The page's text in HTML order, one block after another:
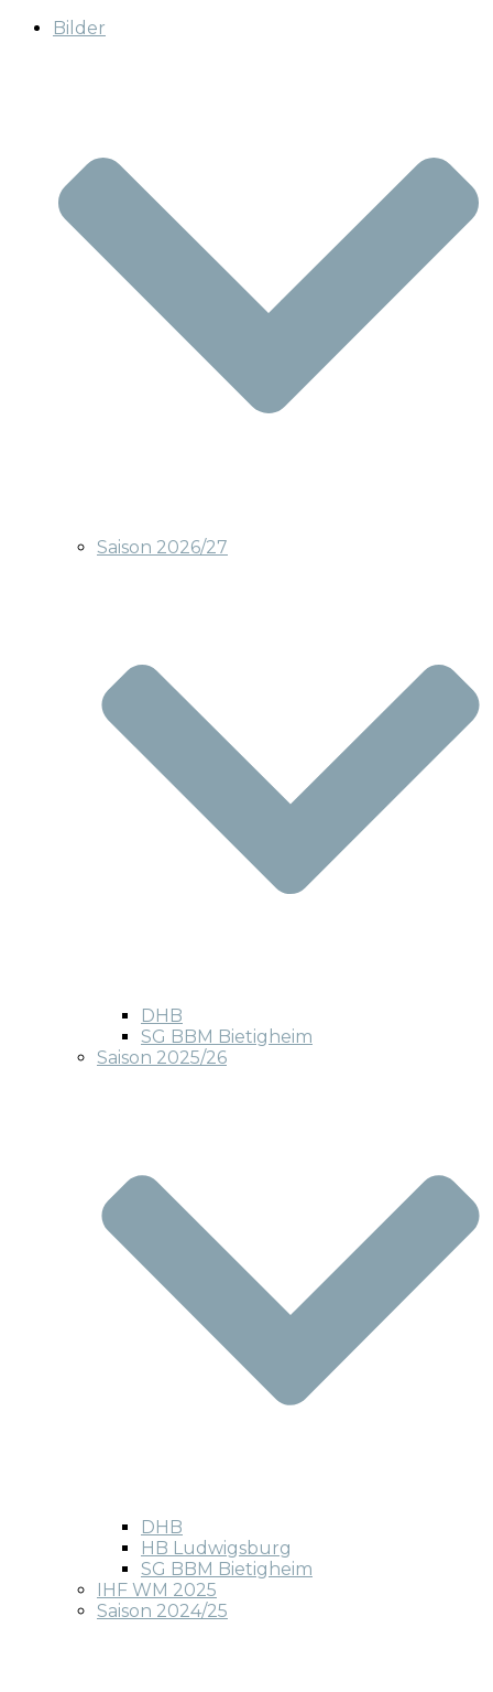
Bilder
Saison 2026/27
DHB
SG BBM Bietigheim
Saison 2025/26
DHB
HB Ludwigsburg
SG BBM Bietigheim
IHF WM 2025
Saison 2024/25